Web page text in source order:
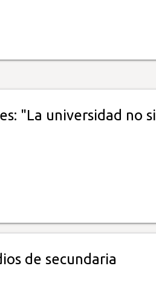
"La universidad no
de secundaria